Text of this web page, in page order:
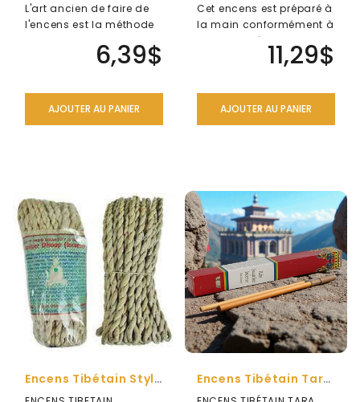
L'art ancien de faire de
l'encens est la méthode
6,39$
AJOUTER AU PANIER
Cet encens est préparé à
la main conformément à
la formule établie par
11,29$
AJOUTER AU PANIER
Encens Tibétain Style Cordelette Au Genévrier Encens Tibétain Tara Devotion